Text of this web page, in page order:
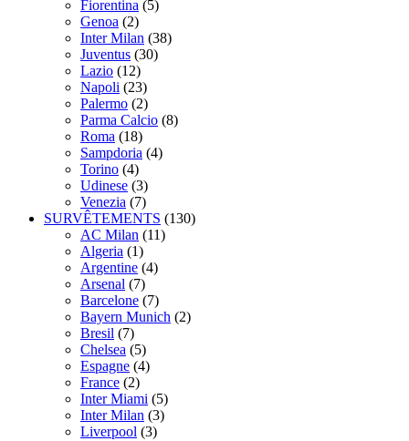
Fiorentina (5)
Genoa (2)
Inter Milan (38)
Juventus (30)
Lazio (12)
Napoli (23)
Palermo (2)
Parma Calcio (8)
Roma (18)
Sampdoria (4)
Torino (4)
Udinese (3)
Venezia (7)
SURVÊTEMENTS (130)
AC Milan (11)
Algeria (1)
Argentine (4)
Arsenal (7)
Barcelone (7)
Bayern Munich (2)
Bresil (7)
Chelsea (5)
Espagne (4)
France (2)
Inter Miami (5)
Inter Milan (3)
Liverpool (3)